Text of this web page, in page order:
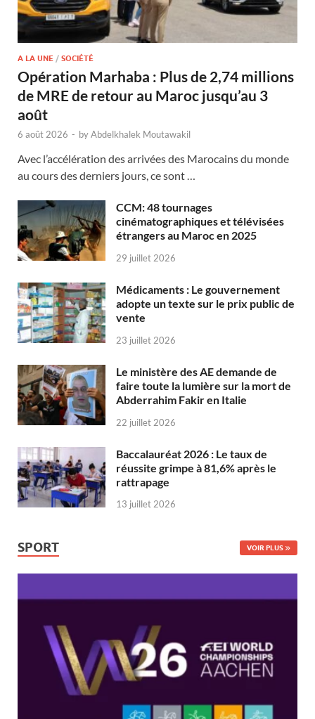
A LA UNE / SOCIÉTÉ
Opération Marhaba : Plus de 2,74 millions
de MRE de retour au Maroc jusqu’au 3
août
6 août 2026 - byAbdelkhalek Moutawakil
Avec l’accélération des arrivées des Marocains du monde
au cours des derniers jours, ce sont …
CCM: 48 tournages
cinématographiques et télévisées
étrangers au Maroc en 2025
29 juillet 2026
Médicaments : Le gouvernement
adopte un texte sur le prix public de
vente
23 juillet 2026
Le ministère des AE demande de
faire toute la lumière sur la mort de
Abderrahim Fakir en Italie
22 juillet 2026
Baccalauréat 2026 : Le taux de
réussite grimpe à 81,6% après le
rattrapage
13 juillet 2026
SPORT VOIR PLUS